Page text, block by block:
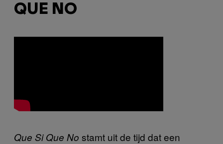
QUE NO
Que Si Que No stamt uit de tijd dat een